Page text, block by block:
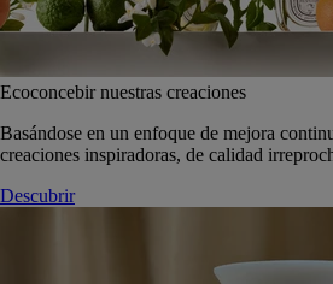
Ecoconcebir nuestras creaciones
Basándose en un enfoque de mejora
creaciones inspiradoras, de calidad
Descubrir